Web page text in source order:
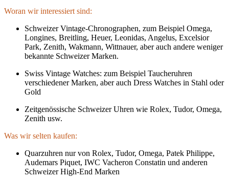
Woran wir interessiert sind:
Schweizer Vintage-Chronographen, zum Beispiel Omega,
Longines, Breitling, Heuer, Leonidas, Angelus, Excelsior
Park, Zenith, Wakmann, Wittnauer, aber auch andere weniger
bekannte Schweizer Marken.
Swiss Vintage Watches: zum Beispiel Taucheruhren
verschiedener Marken, aber auch Dress Watches in Stahl oder
Gold
Zeitgenössische Schweizer Uhren wie Rolex, Tudor, Omega,
Zenith usw.
Was wir selten kaufen:
Quarzuhren nur von Rolex, Tudor, Omega, Patek Philippe,
Audemars Piquet, IWC Vacheron Constatin und anderen
Schweizer High-End Marken